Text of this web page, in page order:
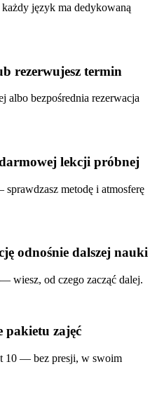
język ma dedykowaną
rezerwujesz termin
albo bezpośrednia rezerwacja
lekcji próbnej
metodę i atmosferę
odnośnie dalszej nauki
wiesz, od czego zacząć dalej.
pakietu zajęć
10 — bez presji, w swoim